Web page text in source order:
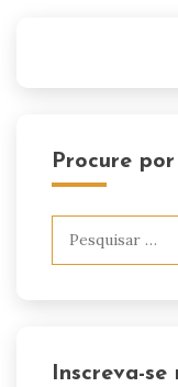
Procure
Inscreva-se